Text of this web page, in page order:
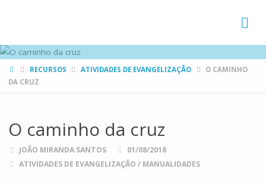
HOMERECURSOS ATIVIDADES DE EVANGELIZAÇÃO
O CAMINHO
DA CRUZ
O caminho da cruz
JOÃO MIRANDA SANTOS
01/08/2018
ATIVIDADES DE EVANGELIZAÇÃO / MANUALIDADES